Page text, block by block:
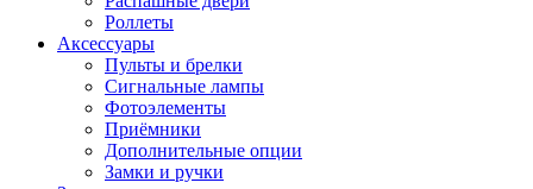
Роллеты
Аксессуары
Пульты и брелки
Сигнальные лампы
Фотоэлементы
Приёмники
Дополнительные опции
Замки и ручки